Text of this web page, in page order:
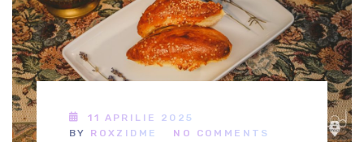
11 APRILIE 2025
BY ROXZIDME
NO COMMENTS